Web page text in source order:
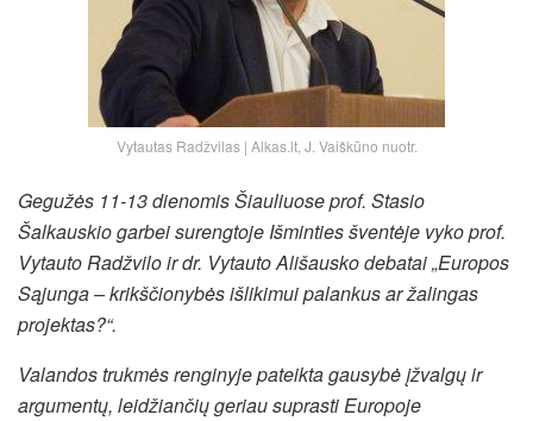
Vytautas Radžvilas | Alkas.lt, J. Vaiškūno nuotr.
Gegužės 11-13 dienomis Šiauliuose prof. Stasio
Šalkauskio garbei surengtoje Išminties šventėje vyko prof.
Vytauto Radžvilo ir dr. Vytauto Ališausko debatai „Europos
Sąjunga – krikščionybės išlikimui palankus ar žalingas
projektas?“.
Valandos trukmės renginyje pateikta gausybė įžvalgų ir
argumentų, leidžiančių geriau suprasti Europoje